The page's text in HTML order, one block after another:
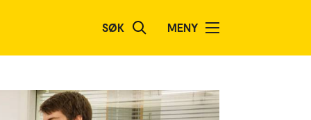
SØK MENY